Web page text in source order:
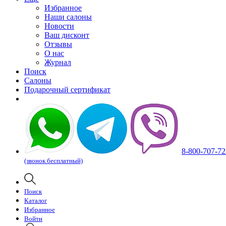
Избранное
Наши салоны
Новости
Ваш дисконт
Отзывы
О нас
Журнал
Поиск
Салоны
Подарочный сертификат
8-800-707-
(звонок бесплатный)
Поиск
Каталог
Избранное
Войти